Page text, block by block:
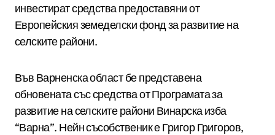
инвестират средства предоставяни от
Европейския земеделски фонд за развитие на
селските райони.
Във Варненска област бе представена
обновената със средства от Програмата за
развитие на селските райони Винарска изба
“Варна”. Нейн съсобственик е Григор Григоров,